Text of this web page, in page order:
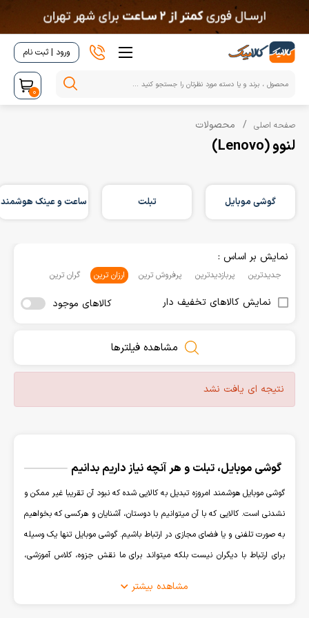
ورود | ثبت نام
0
صفحه اصلی محصولات
لنوو (Lenovo)
گوشی موبایل تبلت ساعت و عینک هوشمند
نمایش بر اساس :
جدیدترین پربازدیدترین پرفروش ترین ارزان ترین گران ترین
نمایش کالاهای تخفیف دار کالاهای موجود
مشاهده فیلترها
نتیجه ای یافت نشد
گوشی موبایل، تبلت و هر آنچه نیاز داریم بدانیم
گوشی موبایل هوشمند امروزه تبدیل به کالایی شده که نبود آن تقریبا غیر ممکن و
نشدنی است. کالایی که با آن میتوانیم با دوستان، آشنایان و هرکسی که بخواهیم
به صورت تلفنی و یا فضای مجازی در ارتباط باشیم. گوشی موبایل تنها یک وسیله
برای ارتباط با دیگران نیست بلکه میتواند برای ما نقش جزوه، کلاس آموزشی،
مشاهده بیشتر